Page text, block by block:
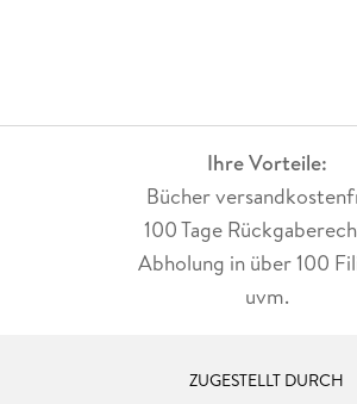
Ihre Vorteile:
Bücher
100 Tage
Abholung in über 100
uvm.
ZUGESTELLT DURCH